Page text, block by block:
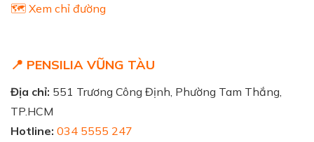
🗺️ Xem chỉ đường
📍 PENSILIA VŨNG TÀU
Địa chỉ: 551 Trương Công Định, Phường Tam Thắng,
TP.HCM
Hotline: 034 5555 247